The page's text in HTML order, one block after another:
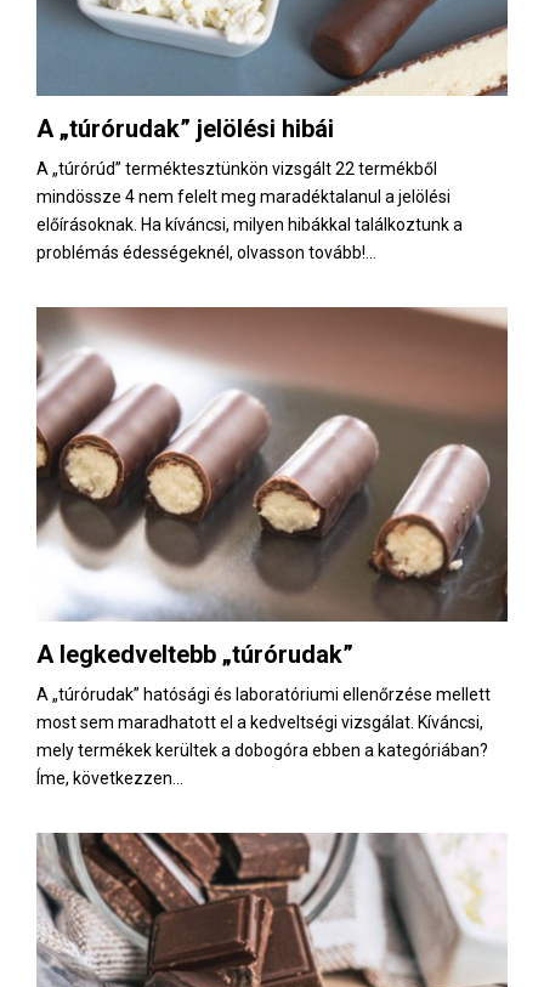
A „túrórudak” jelölési hibái
A „túrórúd” terméktesztünkön vizsgált 22 termékből
mindössze 4 nem felelt meg maradéktalanul a jelölési
előírásoknak. Ha kíváncsi, milyen hibákkal találkoztunk a
problémás édességeknél, olvasson tovább!...
A legkedveltebb „túrórudak”
A „túrórudak” hatósági és laboratóriumi ellenőrzése mellett
most sem maradhatott el a kedveltségi vizsgálat. Kíváncsi,
mely termékek kerültek a dobogóra ebben a kategóriában?
Íme, következzen...